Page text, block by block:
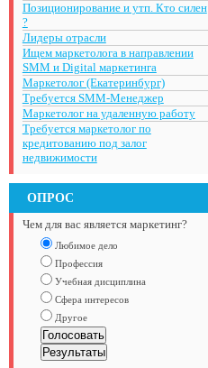
Позиционирование и утп. Кто силен
?
Лидеры отрасли
Ищем маркетолога в направлении
SMM и Digital маркетинга
Маркетолог (Екатеринбург)
Требуется SMM-Менеджер
Маркетолог на удаленную работу
Требуется маркетолог по
кредитованию под залог
недвижимости
ОПРОС
Чем для вас является маркетинг?
Любимое дело
Профессия
Учебная дисциплина
Сфера интересов
Другое